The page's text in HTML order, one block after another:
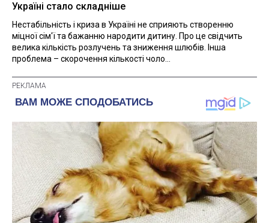
Україні стало складніше
Нестабільність і криза в Україні не сприяють створенню
міцної сім'ї та бажанню народити дитину. Про це свідчить
велика кількість розлучень та зниження шлюбів. Інша
проблема – скорочення кількості чоло...